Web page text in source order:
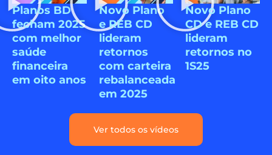
Planos BD
fecham 2025
com melhor
saúde
financeira
em oito anos
Novo Plano
e REB CD
lideram
retornos
com carteira
rebalanceada
em 2025
Novo Plano
CD e REB CD
lideram
retornos no
1S25
Ver todos os vídeos